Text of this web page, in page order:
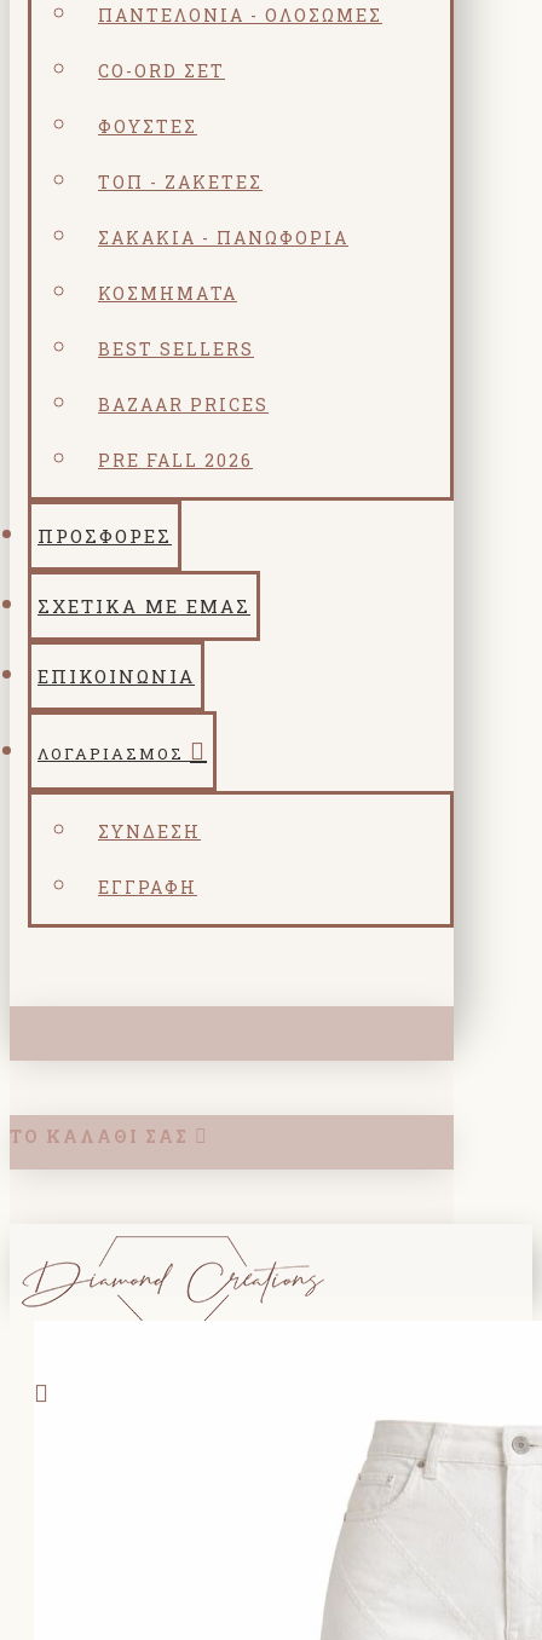
ΠΑΝΤΕΛΌΝΙΑ - ΟΛΌΣΩΜΕΣ
CO-ORD ΣΕΤ
ΦΟΎΣΤΕΣ
ΤΟΠ - ΖΑΚΈΤΕΣ
ΣΑΚΆΚΙΑ - ΠΑΝΩΦΌΡΙΑ
ΚΟΣΜΗΜΑΤΑ
BEST SELLERS
BAZAAR PRICES
PRE FALL 2026
ΠΡΟΣΦΟΡΕΣ
ΣΧΕΤΙΚΑ ΜΕ ΕΜΑΣ
ΕΠΙΚΟΙΝΩΝΙΑ
ΛΟΓΑΡΙΑΣΜΌΣ
ΣΎΝΔΕΣΗ
ΕΓΓΡΑΦΉ
ΤΟ ΚΑΛΆΘΙ ΣΑΣ